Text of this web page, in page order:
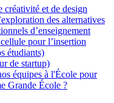
et de design
des alternatives
d’enseignement
pour l’insertion
étudiants)
de startup)
équipes à l'École pour
Grande École ?